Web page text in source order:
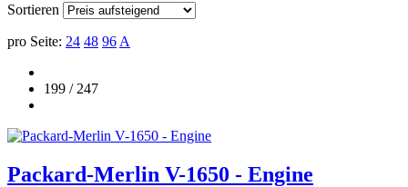
Sortieren
pro Seite: 24 48 96 A
199 / 247
Packard-Merlin V-1650 - Engine